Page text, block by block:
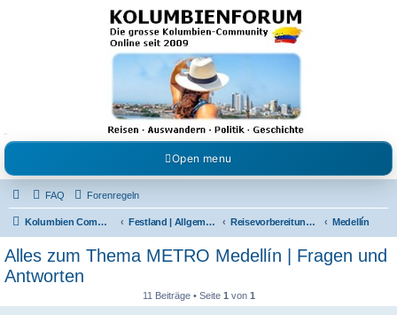
Kolumbienforum - Das
grosse Forum der
Freunde Kolumbiens
Reisen, Auswandern, Kultur, Politik, Geschichte und Visum in Kolumbien und Venezuela.
Austausch, Erfahrungen und Gemeinschaft im Kolumbienforum
Open menu
FAQ Forenregeln
Kolumbien Community Festland | Allgemeine Fragen Reisevorbereitungen & Reiseerfahrungen Medellín
Alles zum Thema METRO Medellín | Fragen und
Antworten
11 Beiträge • Seite 1von 1